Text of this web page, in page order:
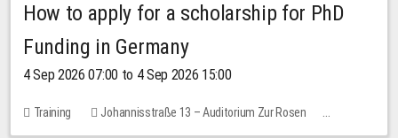
How to apply for a scholarship for PhD
Funding in Germany
4 Sep 2026 07:00 to 4 Sep 2026 15:00
Training
Johannisstraße 13 – Auditorium Zur Rosen
No free places